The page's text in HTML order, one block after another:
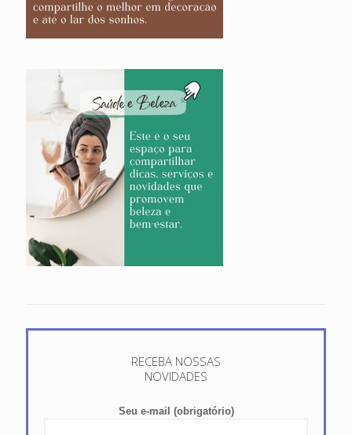
RECEBA NOSSAS
NOVIDADES
Seu e-mail (obrigatório)